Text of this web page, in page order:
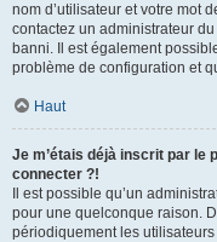
nom d’utilisateur et votre mot
contactez un administrateur
banni. Il est également
problème de configuration et
Haut
Je m’étais déjà inscrit par le
connecter ?!
Il est possible qu’un
pour une quelconque raison.
périodiquement les